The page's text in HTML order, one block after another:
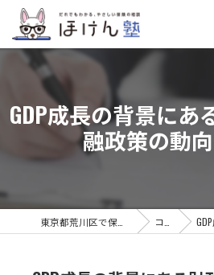
GDP成長の背景にあ
融政策の動
コラム GDP